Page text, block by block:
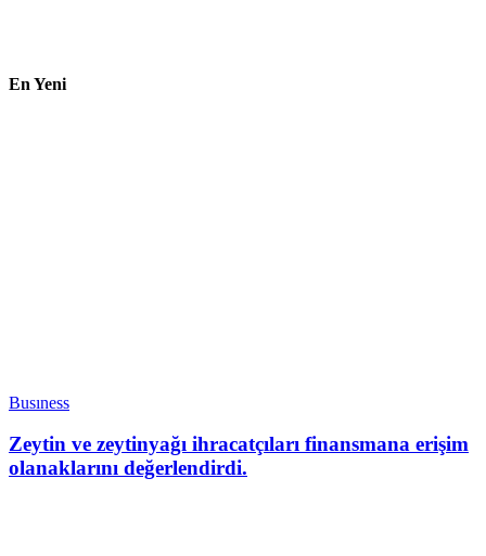
En Yeni
Busıness
Zeytin ve zeytinyağı ihracatçıları finansmana erişim
olanaklarını değerlendirdi.